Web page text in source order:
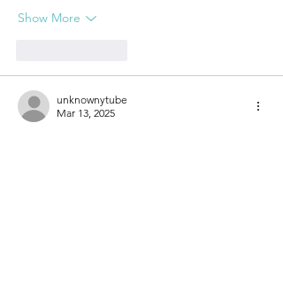
Show More
unknownytube
Mar 13, 2025